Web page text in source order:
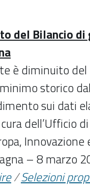
del Bilancio di
è diminuito
storico
sui dati
dell’Ufficio
– 8 marzo
/Selezioni